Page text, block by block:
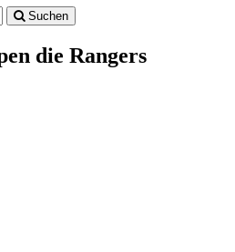
Suchen
die Rangers